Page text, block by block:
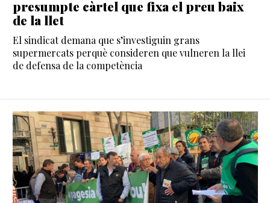
presumpte càrtel que fixa el preu baix
de la llet
El sindicat demana que s’investiguin grans
supermercats perquè consideren que vulneren la llei
de defensa de la competència